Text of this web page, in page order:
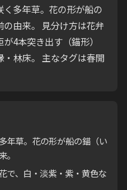
多年草。花の形が船の
由来。 見分け方は花弁
4本突き出す（錨形）
林床。 主なタグは春開
年草。花の形が船の錨（い
。
で、白・淡紫・紫・黄色な